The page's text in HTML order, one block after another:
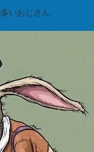
いおじさん